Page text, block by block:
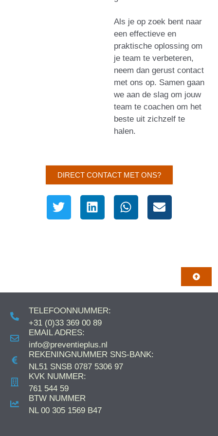
Als je op zoek bent naar
een effectieve en
praktische oplossing om
je team te verbeteren,
neem dan gerust contact
met ons op. Samen gaan
we aan de slag om jouw
team te coachen om het
beste uit zichzelf te
halen.
DIRECT CONTACT MET ONS?
TELEFOONNUMMER:
+31 (0)33 369 00 89
EMAIL ADRES:
info@preventieplus.nl
REKENINGNUMMER SNS-BANK:
NL51 SNSB 0787 5306 97
KVK NUMMER:
761 544 59
BTW NUMMER
NL 00 305 1569 B47